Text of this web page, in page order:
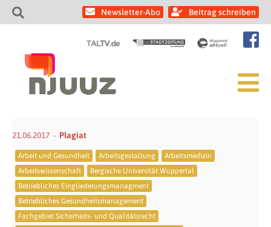
Newsletter-Abo Beitrag schreiben
21.06.2017 Plagiat
Arbeit und Gesundheit Arbeitsgestaltung
Arbeitsmedizin
Arbeitswissenschaft
Bergische Universität Wuppertal
Betriebliches Eingliederungsmanagment
Betriebliches Gesundheitsmanagement
Fachgebiet Sicherheits- und Qualitätsrecht